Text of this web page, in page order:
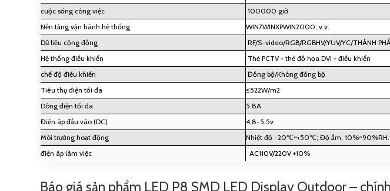
cuộc sống công việc
100000 giờ
Nền tảng vận hành hệ thống
WIN7WINXPWIN2000, v.v.
Dữ liệu cộng đồng
RF/S-video/RGB/RGBHV/YUV/YC/THÀNH
Hệ thống điều khiển
Thẻ PCTV + thẻ đồ họa DVI + điều khiển
chế độ điều khiển
Đồng bộ/Không đồng bộ
Tiêu thụ điện tối đa
≤522W/m2
Dòng điện tối đa
5.8A
Điện áp đầu vào (DC)
4,8-5,5v
Môi trường hoạt động
Nhiệt độ -20℃~+50℃; Độ ẩm, 10%~90%RH.
điện áp làm việc
AC110V/220V ±10%
Báo giá sản phẩm LED P8 SMD LED Display Outdoor–